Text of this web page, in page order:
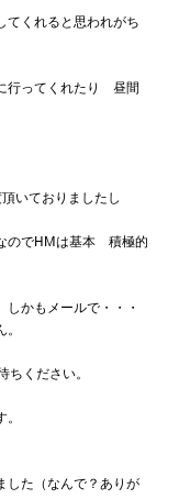
てくれると思われがち
行ってくれたり 昼間
いておりましたし
のでHMは基本 積極的
かもメールで・・・
ください。
た（なんで？ありが